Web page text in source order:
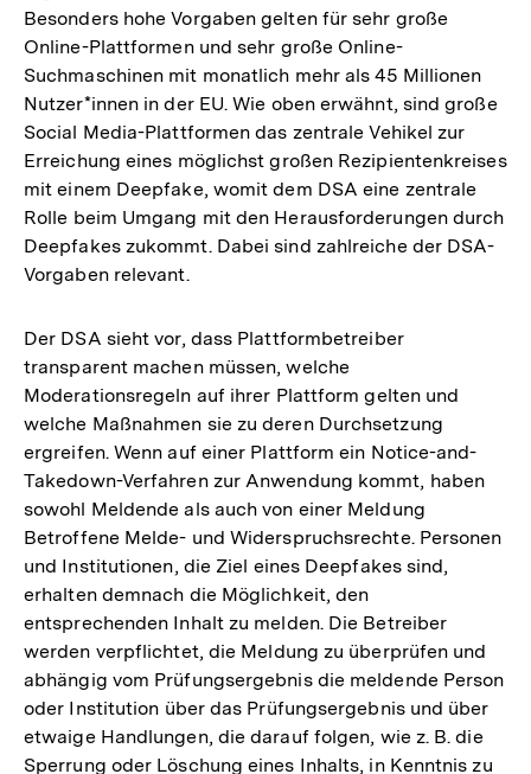
Besonders hohe Vorgaben gelten für sehr große
Online-Plattformen und sehr große Online-
Suchmaschinen mit monatlich mehr als 45 Millionen
Nutzer*innen in der EU. Wie oben erwähnt, sind große
Social Media-Plattformen das zentrale Vehikel zur
Erreichung eines möglichst großen Rezipientenkreises
mit einem Deepfake, womit dem DSA eine zentrale
Rolle beim Umgang mit den Herausforderungen durch
Deepfakes zukommt. Dabei sind zahlreiche der DSA-
Vorgaben relevant.
Der DSA sieht vor, dass Plattformbetreiber
transparent machen müssen, welche
Moderationsregeln auf ihrer Plattform gelten und
welche Maßnahmen sie zu deren Durchsetzung
ergreifen. Wenn auf einer Plattform ein Notice-and-
Takedown-Verfahren zur Anwendung kommt, haben
sowohl Meldende als auch von einer Meldung
Betroffene Melde- und Widerspruchsrechte. Personen
und Institutionen, die Ziel eines Deepfakes sind,
erhalten demnach die Möglichkeit, den
entsprechenden Inhalt zu melden. Die Betreiber
werden verpflichtet, die Meldung zu überprüfen und
abhängig vom Prüfungsergebnis die meldende Person
oder Institution über das Prüfungsergebnis und über
etwaige Handlungen, die darauf folgen, wie z. B. die
Sperrung oder Löschung eines Inhalts, in Kenntnis zu